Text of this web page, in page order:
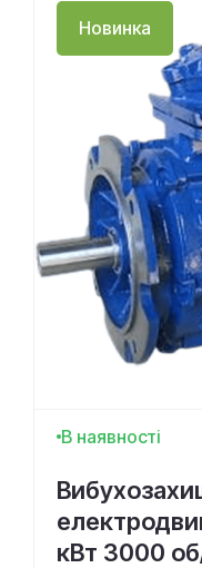
Новинка
В наявності
кВт 3000